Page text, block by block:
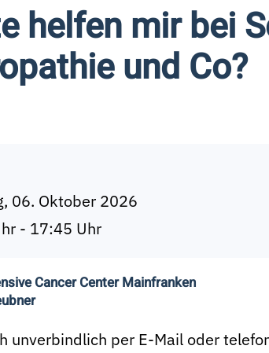
helfen mir bei
und Co?
06. Oktober 2026
- 17:45 Uhr
Cancer Center Mainfranken
unverbindlich per E-Mail oder